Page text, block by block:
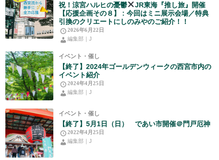
祝！涼宮ハルヒの憂鬱
JR東海『推し旅』開催
【応援企画その８】 : 今回はミニ展示会場／特典
引換のクリエートにしのみやのご紹介！！
2026年6月22日
編集部｜J
イベント・催し
【終了】2024年ゴールデンウィークの西宮市内の
イベント紹介
2024年4月25日
編集部｜J
イベント・催し
【終了】5月1日（日） であい市開催＠門戸厄神
2022年4月25日
編集部｜J